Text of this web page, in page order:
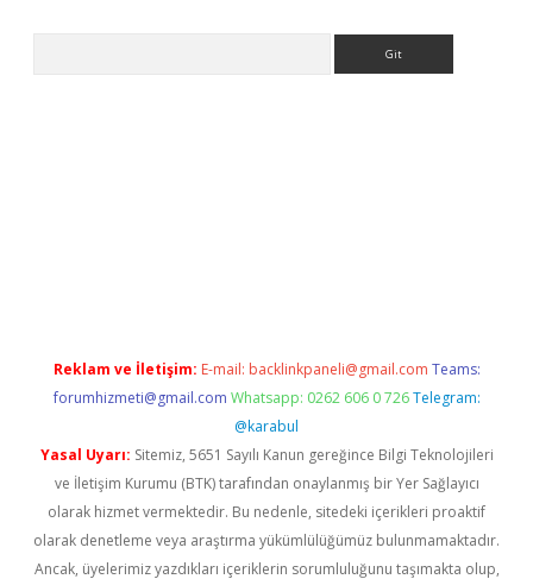
Reklam ve İletişim: E-mail: backlinkpaneli@gmail.com Teams:
forumhizmeti@gmail.com Whatsapp: 0262 606 0 726 Telegram:
@karabul
Yasal Uyarı: Sitemiz, 5651 Sayılı Kanun gereğince Bilgi Teknolojileri
ve İletişim Kurumu (BTK) tarafından onaylanmış bir Yer Sağlayıcı
olarak hizmet vermektedir. Bu nedenle, sitedeki içerikleri proaktif
olarak denetleme veya araştırma yükümlülüğümüz bulunmamaktadır.
Ancak, üyelerimiz yazdıkları içeriklerin sorumluluğunu taşımakta olup,